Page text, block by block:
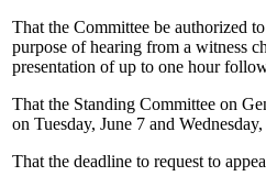
That the Committee be authorized
purpose of hearing from a witness
presentation of up to one hour
That the Standing Committee on
on Tuesday, June 7 and
That the deadline to request to